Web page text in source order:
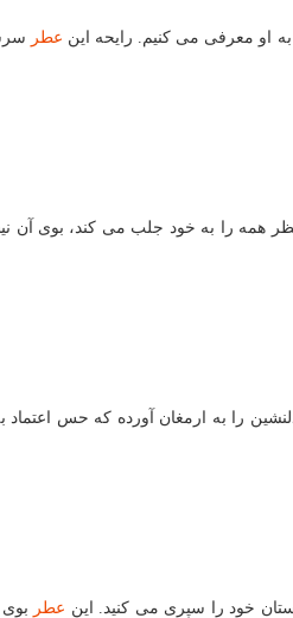
به او معرفی می كنیم. رایحه این عطر
همه را به خود جلب می كند، بوی آن
را به ارمغان آورده كه حس اعتماد
خود را سپری می كنید. این عطر